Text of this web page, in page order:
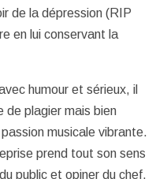
de la dépression (RIP
en lui conservant la
humour et sérieux, il
de plagier mais bien
musicale vibrante.
prend tout son sens
public et opiner du chef,